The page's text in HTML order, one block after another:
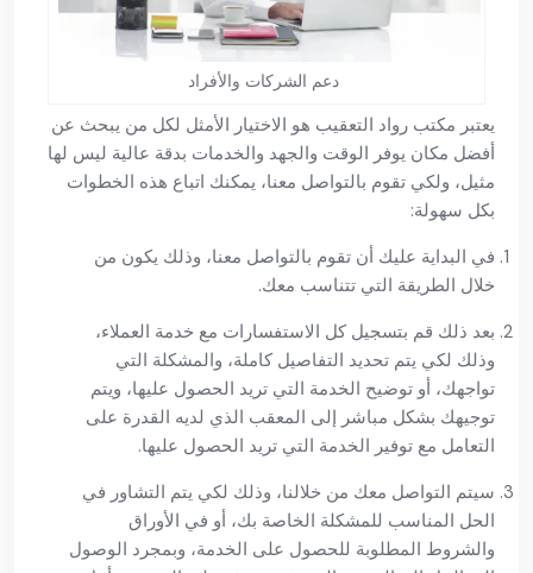
دعم الشركات والأفراد
يعتبر مكتب رواد التعقيب هو الاختيار الأمثل لكل من يبحث عن
أفضل مكان يوفر الوقت والجهد والخدمات بدقة عالية ليس لها
مثيل، ولكي تقوم بالتواصل معنا، يمكنك اتباع هذه الخطوات
بكل سهولة:
في البداية عليك أن تقوم بالتواصل معنا، وذلك يكون من
خلال الطريقة التي تتناسب معك.
بعد ذلك قم بتسجيل كل الاستفسارات مع خدمة العملاء،
وذلك لكي يتم تحديد التفاصيل كاملة، والمشكلة التي
تواجهك، أو توضيح الخدمة التي تريد الحصول عليها، ويتم
توجيهك بشكل مباشر إلى المعقب الذي لديه القدرة على
التعامل مع توفير الخدمة التي تريد الحصول عليها.
سيتم التواصل معك من خلالنا، وذلك لكي يتم التشاور في
الحل المناسب للمشكلة الخاصة بك، أو في الأوراق
والشروط المطلوبة للحصول على الخدمة، وبمجرد الوصول